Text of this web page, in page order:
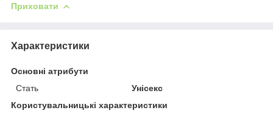
Приховати
Характеристики
Основні атрибути
Стать
Унісекс
Користувальницькі характеристики